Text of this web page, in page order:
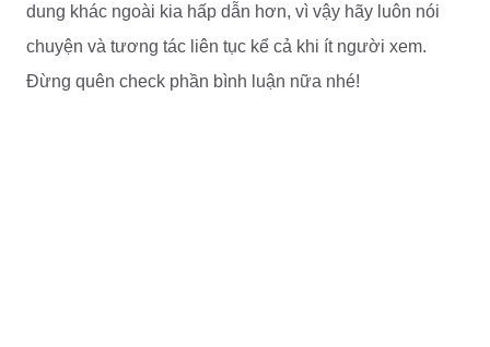
dung khác ngoài kia hấp dẫn hơn, vì vậy hãy luôn nói
chuyện và tương tác liên tục kể cả khi ít người xem.
Đừng quên check phần bình luận nữa nhé!